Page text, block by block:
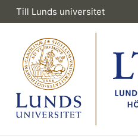
Till Lunds universitet